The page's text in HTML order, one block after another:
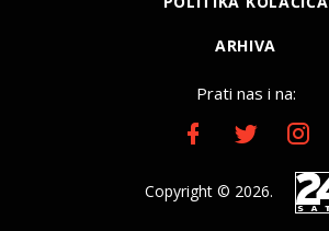
ARHIVA
Prati nas i na:
Copyright © 2026.